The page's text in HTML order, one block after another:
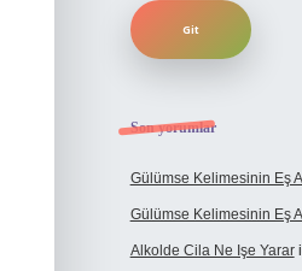
Son yorumlar
Gülümse Kelimesinin Eş
Gülümse Kelimesinin Eş
Alkolde Cila Ne Işe Yarar